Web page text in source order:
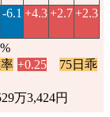
-6.1 +4.3+2.7+2.3
+0.25
75日乖
万3,424円